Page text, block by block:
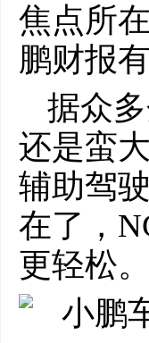
焦点所
鹏财报
据众
还是蛮
辅助驾
在了，
更轻松。